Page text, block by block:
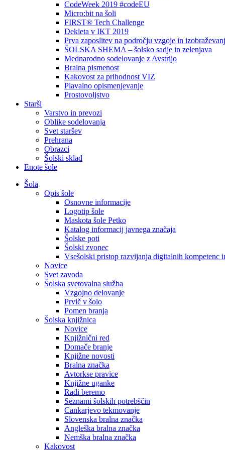
CodeWeek 2019 #codeEU
Micro:bit na šoli
FIRST® Tech Challenge
Dekleta v IKT 2019
Prva zaposlitev na področju vzgoje in
ŠOLSKA SHEMA – šolsko sadje in zelenjava
Mednarodno sodelovanje z Avstrijo
Bralna pismenost
Kakovost za prihodnost VIZ
Plavalno opismenjevanje
Prostovoljstvo
Starši
Varstvo in prevozi
Oblike sodelovanja
Svet staršev
Prehrana
Obrazci
Šolski sklad
Enote šole
Šola
Opis šole
Osnovne informacije
Logotip šole
Maskota šole Petko
Katalog informacij javnega značaja
Šolske poti
Šolski zvonec
Vsešolski pristop razvijanja digitalnih kompetenc
Novice
Svet zavoda
Šolska svetovalna služba
Vzgojno delovanje
Prvič v šolo
Pomen branja
Šolska knjižnica
Novice
Knjižnični red
Domače branje
Knjižne novosti
Bralna značka
Avtorkse pravice
Knjižne uganke
Radi beremo
Seznami šolskih potrebščin
Cankarjevo tekmovanje
Slovenska bralna značka
Angleška bralna značka
Nemška bralna značka
Kakovost